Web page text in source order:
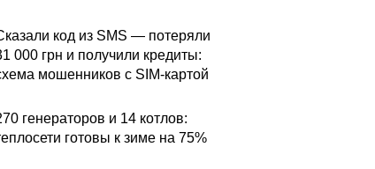
код из SMS — потеряли
000 грн и получили кредиты:
мошенников с SIM-картой
генераторов и 14 котлов:
готовы к зиме на 75%